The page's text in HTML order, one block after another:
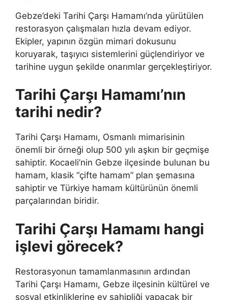
Gebze’deki Tarihi Çarşı Hamamı’nda yürütülen
restorasyon çalışmaları hızla devam ediyor.
Ekipler, yapının özgün mimari dokusunu
koruyarak, taşıyıcı sistemlerini güçlendiriyor ve
tarihine uygun şekilde onarımlar gerçekleştiriyor.
Tarihi Çarşı Hamamı’nın
tarihi nedir?
Tarihi Çarşı Hamamı, Osmanlı mimarisinin
önemli bir örneği olup 500 yılı aşkın bir geçmişe
sahiptir. Kocaeli’nin Gebze ilçesinde bulunan bu
hamam, klasik “çifte hamam” plan şemasına
sahiptir ve Türkiye hamam kültürünün önemli
parçalarından biridir.
Tarihi Çarşı Hamamı hangi
işlevi görecek?
Restorasyonun tamamlanmasının ardından
Tarihi Çarşı Hamamı, Gebze ilçesinin kültürel ve
sosyal etkinliklerine ev sahipliği yapacak bir